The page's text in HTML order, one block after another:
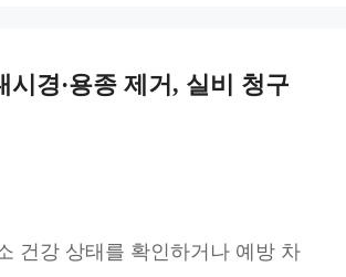
시경·용종 제거, 실비 청구
건강 상태를 확인하거나 예방 차